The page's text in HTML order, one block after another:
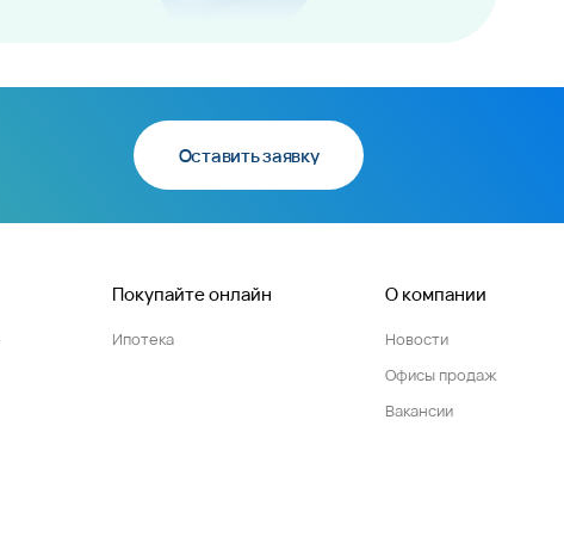
Оставить заявку
Покупайте онлайн
Ипотека
О компании
Новости
Офисы продаж
Вакансии